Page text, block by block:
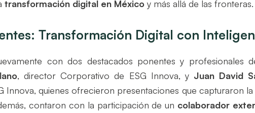
transformación digital en México y más allá de las fronteras.
Transformación Digital con
con dos destacados ponentes y profesionales
, director Corporativo de ESG Innova, y Juan David
Innova, quienes ofrecieron presentaciones que capturaron
contaron con la participación de un colaborador